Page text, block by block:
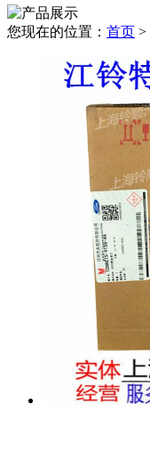
您现在的位置： 首页 >